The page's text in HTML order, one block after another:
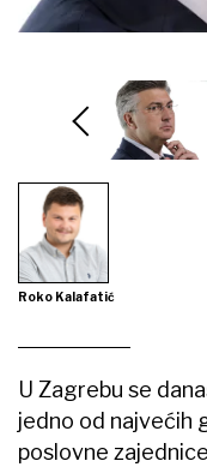
Roko Kalafatić
U Zagrebu se
jedno od najvećih
poslovne